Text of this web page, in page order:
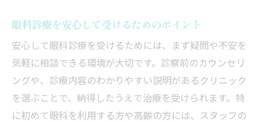
眼科診療を安心して受けるためのポイント
安心して眼科診療を受けるためには、まず疑問や不安を
気軽に相談できる環境が大切です。診察前のカウンセリ
ングや、診療内容のわかりやすい説明があるクリニック
を選ぶことで、納得したうえで治療を受けられます。特
に初めて眼科を利用する方や高齢の方には、スタッフの